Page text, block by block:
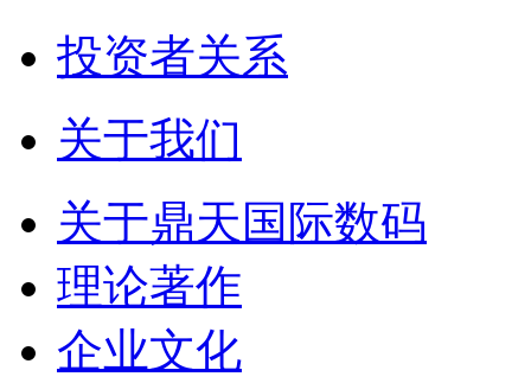
投资者关系
关于我们
关于鼎天国际数码
理论著作
企业文化